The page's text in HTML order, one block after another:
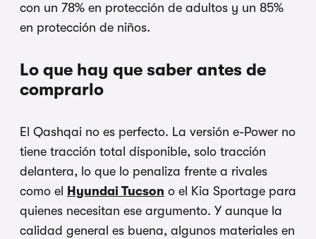
con un 78% en protección de adultos y un 85%
en protección de niños.
Lo que hay que saber antes de
comprarlo
El Qashqai no es perfecto. La versión e-Power no
tiene tracción total disponible, solo tracción
delantera, lo que lo penaliza frente a rivales
como el
Hyundai Tucson o el Kia Sportage para
quienes necesitan ese argumento. Y aunque la
calidad general es buena, algunos materiales en